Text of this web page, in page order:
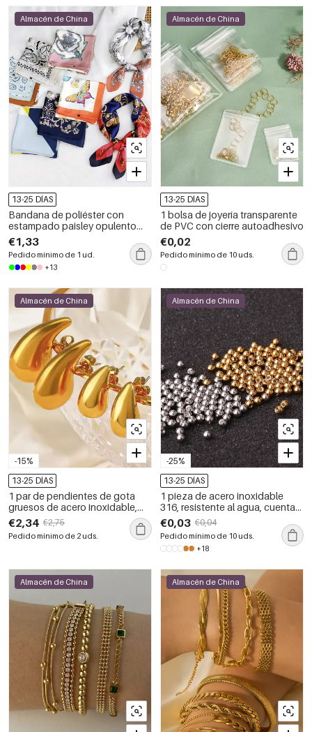
Almacén de China
13-25 DÍAS
Bandana de poliéster con
estampado paisley opulento
para mujer
€1,33
Pedido mínimo de 1 ud.
+13
Almacén de China
13-25 DÍAS
1 bolsa de joyería transparente
de PVC con cierre autoadhesivo
€0,02
Pedido mínimo de 10 uds.
-15%
Almacén de China
13-25 DÍAS
1 par de pendientes de gota
gruesos de acero inoxidable,
resistentes al agua, de color
dorado, para mujer
€2,34 €2,75
Pedido mínimo de 2 uds.
-25%
Almacén de China
13-25 DÍAS
1 pieza de acero inoxidable
316, resistente al agua, cuentas
de color sólido, hueso de oreja,
bola redonda
€0,03 €0,04
Pedido mínimo de 10 uds.
+18
Almacén de China Almacén de China